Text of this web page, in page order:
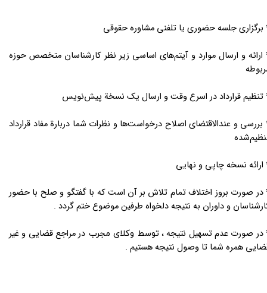
جلسه حضوری یا تلفنی مشاوره حقوقی
و ارسال موارد و آیتم‌های اساسی زیر نظر کارشناسان متخصص حوزه
تنظیم قرارداد در اسرع وقت و ارسال یک نسخة پیش‌نویس
و عندالاقتضای اصلاح درخواست‌ها و نظرات شما دربارة مفاد قرارداد
نسخه چاپی و نهایی
در صورت بروز اختلاف تمام تلاش بر آن است که با گفتگو و صلح با حضور
و داوران به نتیجه دلخواه طرفین موضوع ختم گردد .
در صورت عدم تسهیل نتیجه ، توسط وکلای مجرب در مراجع قضایی و غیر
همره شما تا وصول نتیجه هستیم .